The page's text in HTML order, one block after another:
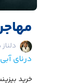
درنای آبی
خرید